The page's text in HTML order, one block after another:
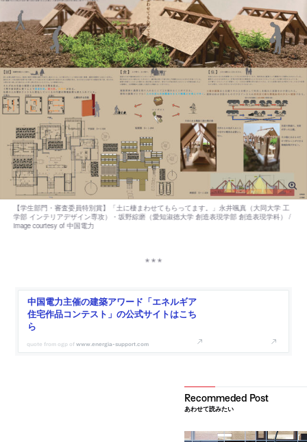
中国電力主催の建築アワード「エネルギア
住宅作品コンテスト」の公式サイトはこち
ら
www.energia-support.com
あわせて読みたい